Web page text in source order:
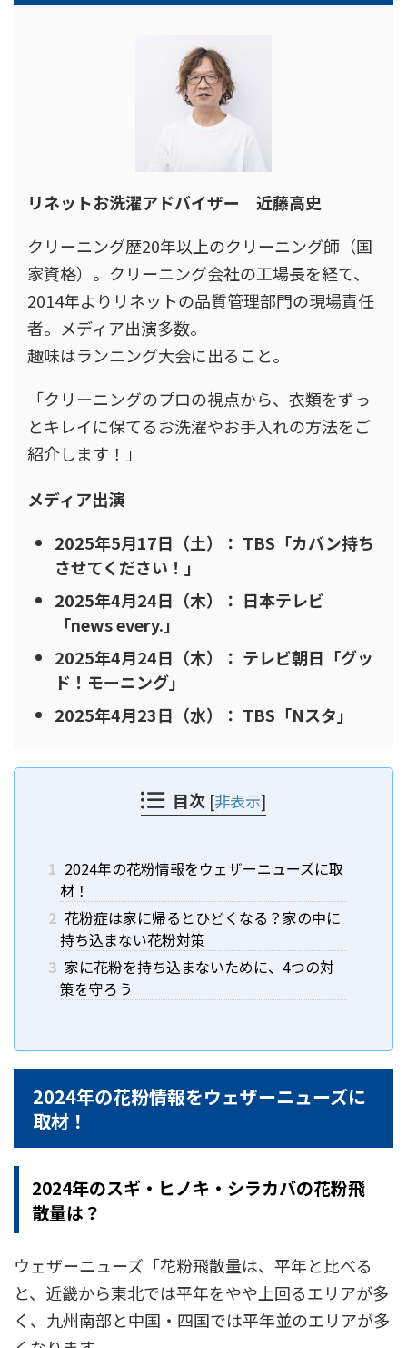
リネットお洗濯アドバイザー 近藤高史
クリーニング歴20年以上のクリーニング師（国
家資格）。クリーニング会社の工場長を経て、
2014年よりリネットの品質管理部門の現場責任
者。メディア出演多数。
趣味はランニング大会に出ること。
「クリーニングのプロの視点から、衣類をずっ
とキレイに保てるお洗濯やお手入れの方法をご
紹介します！」
メディア出演
2025年5月17日（土）： TBS「カバン持ち
させてください！」
2025年4月24日（木）： 日本テレビ
「news every.」
2025年4月24日（木）： テレビ朝日「グッ
ド！モーニング」
2025年4月23日（水）： TBS「Nスタ」
目次 [非表示]
1 2024年の花粉情報をウェザーニューズに取
材！
2 花粉症は家に帰るとひどくなる？家の中に
持ち込まない花粉対策
3 家に花粉を持ち込まないために、4つの対
策を守ろう
2024年の花粉情報をウェザーニューズに
取材！
2024年のスギ・ヒノキ・シラカバの花粉飛
散量は？
ウェザーニューズ「花粉飛散量は、平年と比べる
と、近畿から東北では平年をやや上回るエリアが多
く、九州南部と中国・四国では平年並のエリアが多